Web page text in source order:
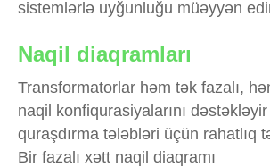
sistemlərlə uyğunluğu müəyyən
Naqil diaqramları
Transformatorlar həm tək fazalı,
naqil konfiqurasiyalarını
quraşdırma tələbləri üçün rahatlıq
Bir fazalı xətt naqil diaqramı